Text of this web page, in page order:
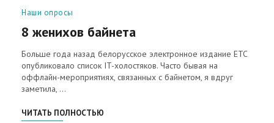
Рубрики
Наши опросы
8 женихов байнета
Больше года назад белорусское электронное издание ETC
опубликовало список IT-холостяков. Часто бывая на
оффлайн-мероприятиях, связанных с байнетом, я вдруг
заметила, …
ЧИТАТЬ ПОЛНОСТЬЮ